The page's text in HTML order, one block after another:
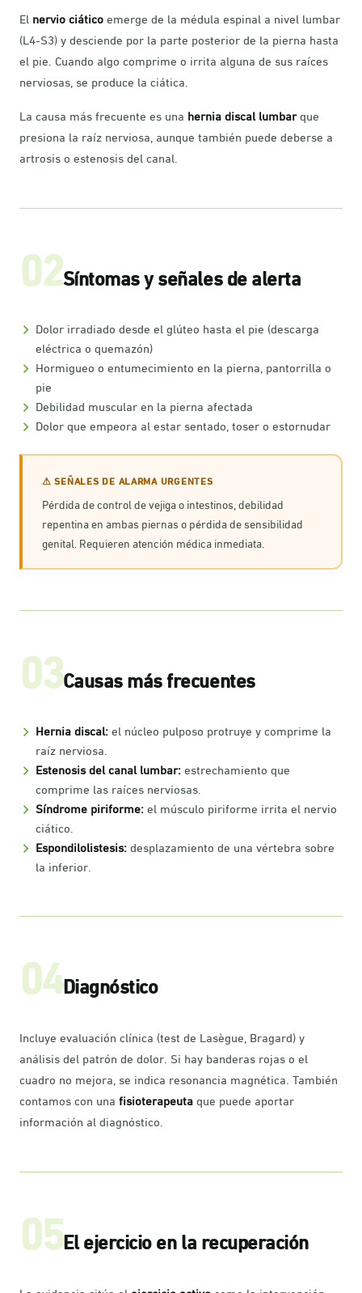
El nervio ciáticoemerge de la médula espinal a nivel lumbar
(L4-S3) y desciende por la parte posterior de la pierna hasta
el pie. Cuando algo comprime o irrita alguna de sus raíces
nerviosas, se produce la ciática.
La causa más frecuente es una hernia discal lumbarque
presiona la raíz nerviosa, aunque también puede deberse a
artrosis o estenosis del canal.
02Síntomas y señales de alerta
Dolor irradiado desde el glúteo hasta el pie (descarga
eléctrica o quemazón)
Hormigueo o entumecimiento en la pierna, pantorrilla o
pie
Debilidad muscular en la pierna afectada
Dolor que empeora al estar sentado, toser o estornudar
⚠ SEÑALES DE ALARMA URGENTES
Pérdida de control de vejiga o intestinos, debilidad
repentina en ambas piernas o pérdida de sensibilidad
genital. Requieren atención médica inmediata.
03Causas más frecuentes
Hernia discal:el núcleo pulposo protruye y comprime la
raíz nerviosa.
Estenosis del canal lumbar:estrechamiento que
comprime las raíces nerviosas.
Síndrome piriforme:el músculo piriforme irrita el nervio
ciático.
Espondilolistesis:desplazamiento de una vértebra sobre
la inferior.
04Diagnóstico
Incluye evaluación clínica (test de Lasègue, Bragard) y
análisis del patrón de dolor. Si hay banderas rojas o el
cuadro no mejora, se indica resonancia magnética. También
contamos con una fisioterapeutaque puede aportar
información al diagnóstico.
05El ejercicio en la recuperación